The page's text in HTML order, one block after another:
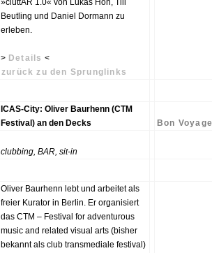
»cluttAR 1.0« von Lukas Höh, Till
Beutling und Daniel Dormann zu
erleben.
> Details <
zurück zu den Sprunglinks
ICAS-City: Oliver Baurhenn (CTM
Festival) an den Decks
Bon Voyage
clubbing, BAR, sit-in
Oliver Baurhenn lebt und arbeitet als
freier Kurator in Berlin. Er organisiert
das CTM – Festival for adventurous
music and related visual arts (bisher
bekannt als club transmediale festival)